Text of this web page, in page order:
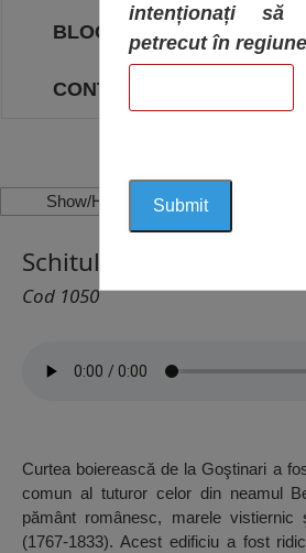
BLOG
CONTACT
Show/Hide Left Side
Schitul Barbu Belu,
Cod 1050
Curtea boierească de la Goştinari a
comun al tuturor celor din neamul
pământ românesc, marele vistiernic
(1767-1833). Acest edificiu a fost
intenționați
petrecut în